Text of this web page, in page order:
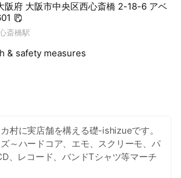
府 大阪市中央区西心斎橋 2-18-6 アベ
斎橋駅
& safety measures
村に実店舗を構える礎-ishizueです。
～ハードコア、エモ、スクリーモ、パ
、レコード、バンドTシャツ等マーチ
、MOSH IT UP、DEADHEARTZ等の